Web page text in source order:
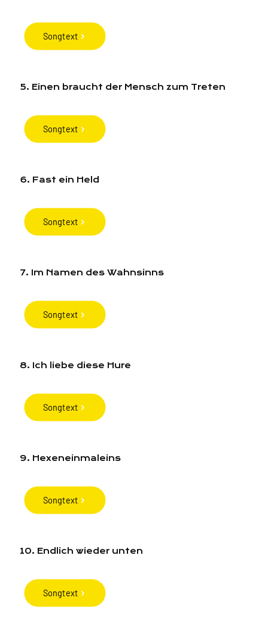
Songtext
5. Einen braucht der Mensch zum Treten
Songtext
6. Fast ein Held
Songtext
7. Im Namen des Wahnsinns
Songtext
8. Ich liebe diese Hure
Songtext
9. Hexeneinmaleins
Songtext
10. Endlich wieder unten
Songtext